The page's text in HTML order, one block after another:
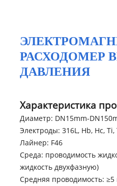
РАСХОДОМЕР
ДАВЛЕНИЯ
Характеристика
Диаметр: DN15mm-
Электроды: 316L, Hb, Hc, Ti,
Лайнер: F46
Среда: проводимость
жидкость двухфазную)
Средняя проводимость: